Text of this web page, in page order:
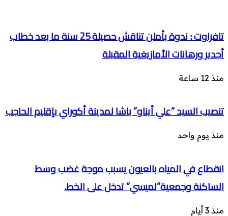
تافراوت : ندوة بأملن تناقش حصيلة 25 سنة ما بعد خطاب
أجدير ورهانات الأمازيغية المقبلة
منذ 12 ساعة
تنصيب السيد “علي أيناو” باشا لمدينة أكوراي بإقليم الحاجب
منذ يوم واحد
انقطاع في المياه بالعيون يسبب موجة غضب وسط
الساكنة وجمعية”لميسي” تدخل على الخط.
منذ 3 أيام